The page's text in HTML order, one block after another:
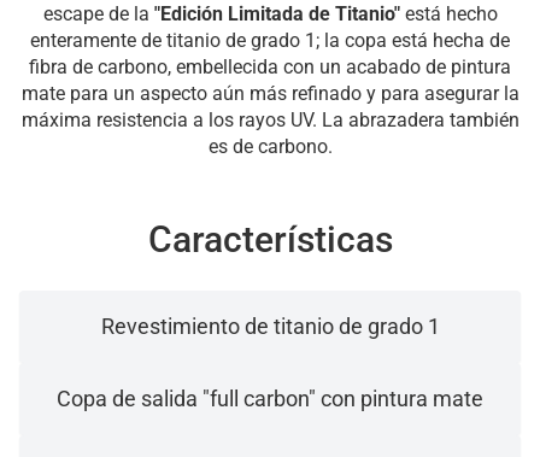
escape de la "Edición Limitada de Titanio"está hecho
enteramente de titanio de grado 1; la copa está hecha de
fibra de carbono, embellecida con un acabado de pintura
mate para un aspecto aún más refinado y para asegurar la
máxima resistencia a los rayos UV. La abrazadera también
es de carbono.
Características
Revestimiento de titanio de grado 1
Copa de salida "full carbon" con pintura mate